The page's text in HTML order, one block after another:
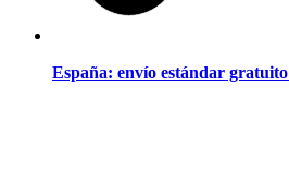
España: envío estándar gratuito